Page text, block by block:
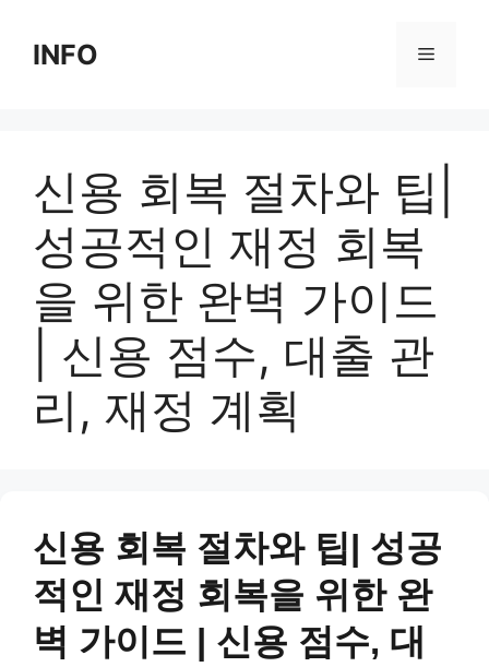
contentINFO Menu
신용 회복 절차와 팁|
성공적인 재정 회복
을 위한 완벽 가이드
| 신용 점수, 대출 관
리, 재정 계획
신용 회복 절차와 팁| 성공
적인 재정 회복을 위한 완
벽 가이드 | 신용 점수, 대